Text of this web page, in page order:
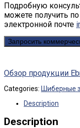
Подробную
можете получить
электронной почте
Запросить
Обзор продукции
Categories: Шиберные
Description
Description